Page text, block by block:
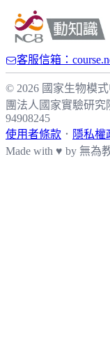
客服信箱：
© 2026 國家生物模式
團法人國家實驗研
94908245
使用者條款 ． 隱私權
Made with ♥ by 無為